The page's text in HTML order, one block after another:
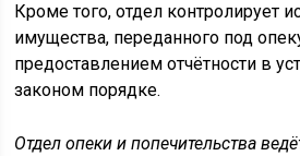
Кроме того, отдел контролирует
имущества, переданного под
предоставлением отчётности в
законом порядке.
Отдел опеки и попечительства